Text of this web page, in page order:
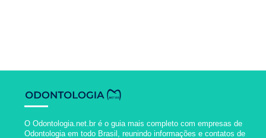
O Odontologia.net.br é o guia mais completo com empresas de
Odontologia em todo Brasil, reunindo informações e contatos de